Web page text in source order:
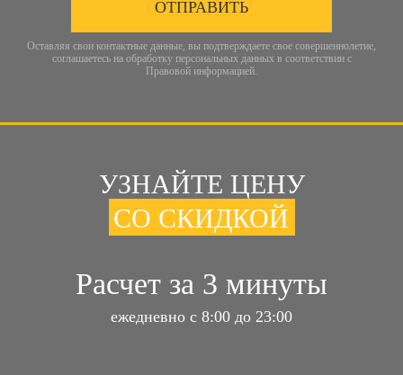
ОТПРАВИТЬ
Оставляя свои контактные данные, вы подтверждаете свое совершеннолетие,
соглашаетесь на обработку персональных данных в соответствии с
Правовой информацией.
УЗНАЙТЕ ЦЕНУ
СО СКИДКОЙ
Расчет за 3 минуты
ежедневно с 8:00 до 23:00